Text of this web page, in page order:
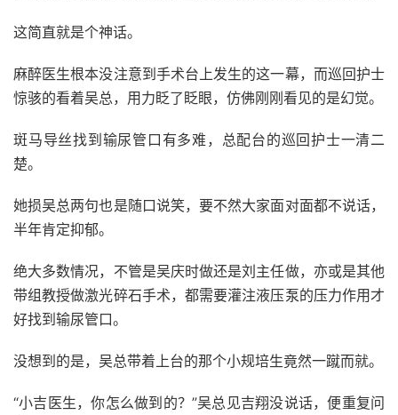
这简直就是个神话。
麻醉医生根本没注意到手术台上发生的这一幕，而巡回护士
惊骇的看着吴总，用力眨了眨眼，仿佛刚刚看见的是幻觉。
斑马导丝找到输尿管口有多难，总配台的巡回护士一清二
楚。
她损吴总两句也是随口说笑，要不然大家面对面都不说话，
半年肯定抑郁。
绝大多数情况，不管是吴庆时做还是刘主任做，亦或是其他
带组教授做激光碎石手术，都需要灌注液压泵的压力作用才
好找到输尿管口。
没想到的是，吴总带着上台的那个小规培生竟然一蹴而就。
“小吉医生，你怎么做到的？”吴总见吉翔没说话，便重复问